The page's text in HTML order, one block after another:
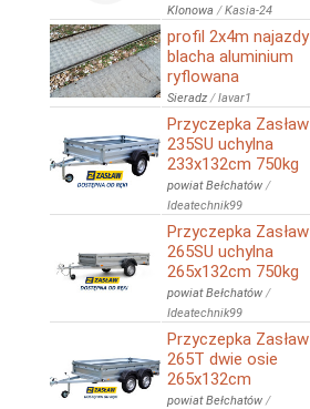
Klonowa /Kasia-24
profil 2x4m najazdy
blacha aluminium
ryflowana
Sieradz /lavar1
Przyczepka Zasław
235SU uchylna
233x132cm 750kg
powiat Bełchatów /
Ideatechnik99
Przyczepka Zasław
265SU uchylna
265x132cm 750kg
powiat Bełchatów /
Ideatechnik99
Przyczepka Zasław
265T dwie osie
265x132cm
powiat Bełchatów /